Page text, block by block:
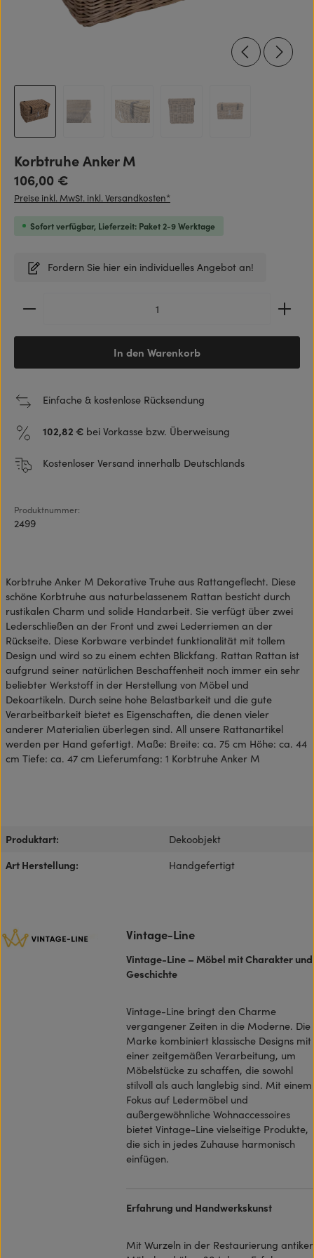
Korbtruhe Anker M
Regulärer Preis:
106,00 €
Preise inkl. MwSt. inkl. Versandkosten*
Sofort verfügbar, Lieferzeit: Paket 2-9 Werktage
Fordern Sie hier ein individuelles Angebot an!
Produkt Anzahl: Gib den gewünschten Wert ein
In den Warenkorb
Einfache & kostenlose Rücksendung
102,82 € bei Vorkasse bzw. Überweisung
Kostenloser Versand innerhalb Deutschlands
Produktnummer:
2499
Korbtruhe Anker M Dekorative Truhe aus Rattangeflecht. Diese
schöne Korbtruhe aus naturbelassenem Rattan besticht durch
rustikalen Charm und solide Handarbeit. Sie verfügt über zwei
Lederschließen an der Front und zwei Lederriemen an der
Rückseite. Diese Korbware verbindet funktionalität mit tollem
Design und wird so zu einem echten Blickfang. Rattan Rattan ist
aufgrund seiner natürlichen Beschaffenheit noch immer ein sehr
beliebter Werkstoff in der Herstellung von Möbel und
Dekoartikeln. Durch seine hohe Belastbarkeit und die gute
Verarbeitbarkeit bietet es Eigenschaften, die denen vieler
anderer Materialien überlegen sind. All unsere Rattanartikel
werden per Hand gefertigt. Maße: Breite: ca. 75 cm Höhe: ca. 44
cm Tiefe: ca. 47 cm Lieferumfang: 1 Korbtruhe Anker M
Produktart:
Dekoobjekt
Art Herstellung:
Handgefertigt
Vintage-Line
Vintage-Line – Möbel mit Charakter und
Geschichte
Vintage-Line bringt den Charme
vergangener Zeiten in die Moderne. Die
Marke kombiniert klassische Designs mit
einer zeitgemäßen Verarbeitung, um
Möbelstücke zu schaffen, die sowohl
stilvoll als auch langlebig sind. Mit einem
Fokus auf Ledermöbel und
außergewöhnliche Wohnaccessoires
bietet Vintage-Line vielseitige Produkte,
die sich in jedes Zuhause harmonisch
einfügen.
Erfahrung und Handwerkskunst
Mit Wurzeln in der Restaurierung antiker